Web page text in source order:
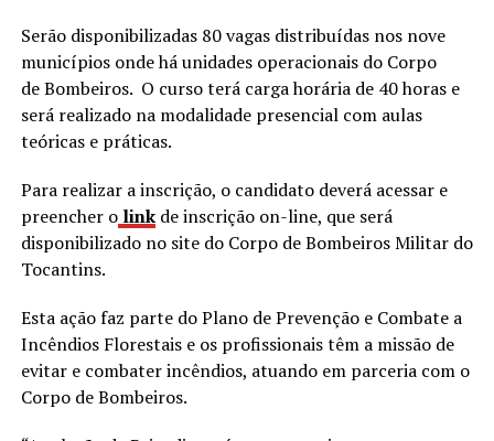
Serão disponibilizadas 80 vagas distribuídas nos nove
municípios onde há unidades operacionais do Corpo
de Bombeiros. O curso terá carga horária de 40 horas e
será realizado na modalidade presencial com aulas
teóricas e práticas.
Para realizar a inscrição, o candidato deverá acessar e
preencher o linkde inscrição on-line, que será
disponibilizado no site do Corpo de Bombeiros Militar do
Tocantins.
Esta ação faz parte do Plano de Prevenção e Combate a
Incêndios Florestais e os profissionais têm a missão de
evitar e combater incêndios, atuando em parceria com o
Corpo de Bombeiros.